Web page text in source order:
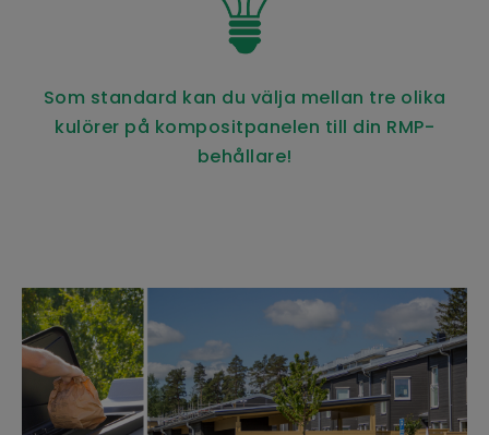
Som standard kan du välja mellan tre olika
kulörer på kompositpanelen till din RMP-
behållare!